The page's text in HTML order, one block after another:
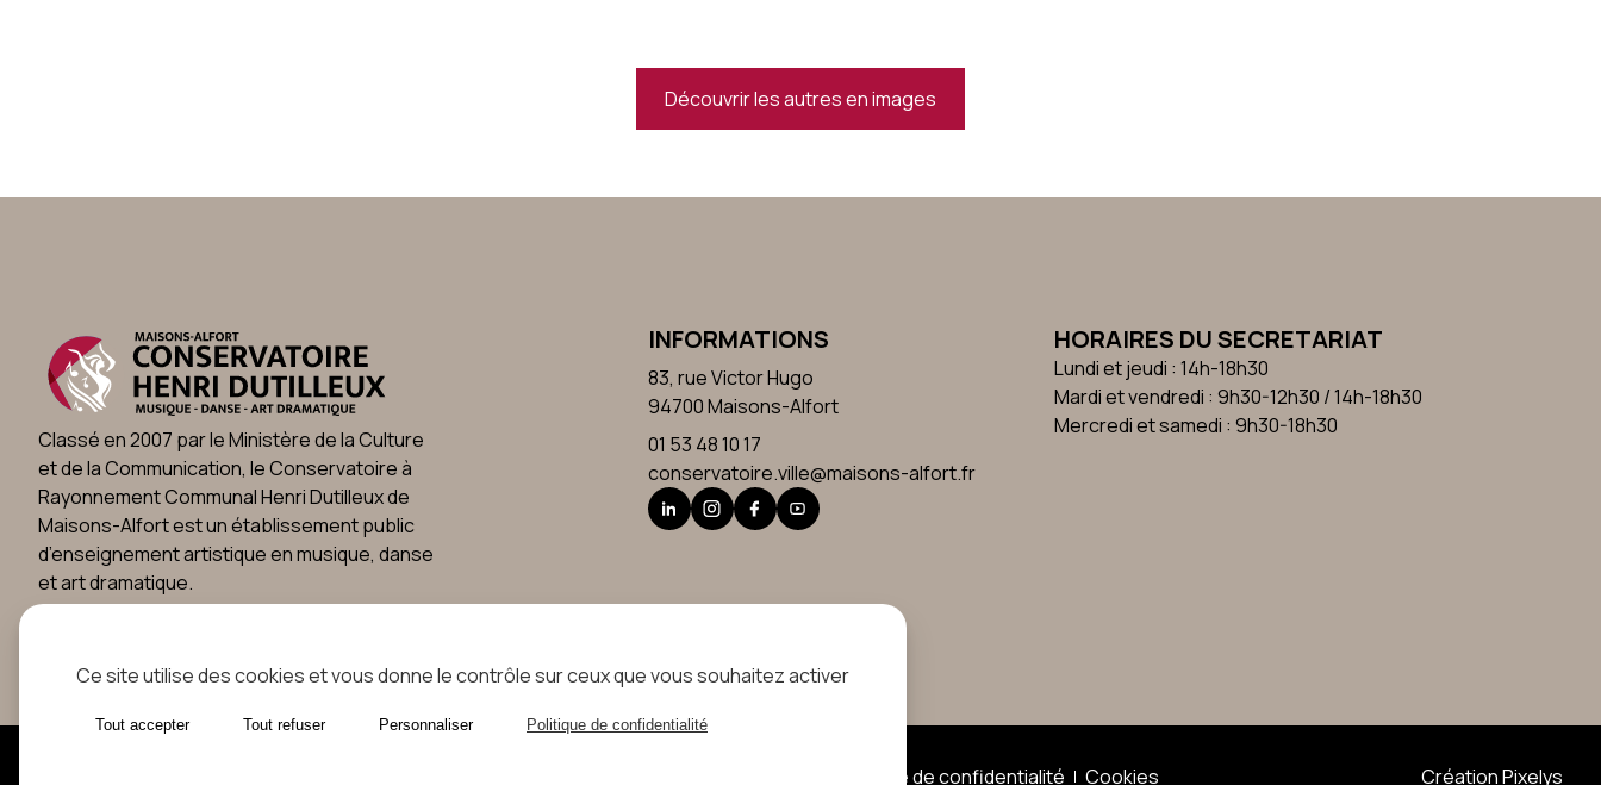
Découvrir les autres en images
Classé en 2007 par le Ministère de la Culture
et de la Communication, le Conservatoire à
Rayonnement Communal Henri Dutilleux de
Maisons-Alfort est un établissement public
d’enseignement artistique en musique, danse
et art dramatique.
INFORMATIONS
83, rue Victor Hugo
94700 Maisons-Alfort
01 53 48 10 17
conservatoire.ville@maisons-alfort.fr
HORAIRES DU SECRETARIAT
Lundi et jeudi : 14h-18h30
Mardi et vendredi : 9h30-12h30 / 14h-18h30
Mercredi et samedi : 9h30-18h30
Politique de confidentialité Cookies Création Pixelys
Ce site utilise des cookies et vous donne le contrôle sur ceux que vous souhaitez activer
Tout accepter Tout refuser Personnaliser Politique de confidentialité